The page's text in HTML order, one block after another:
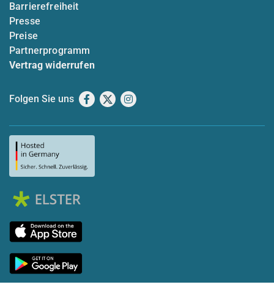
Barrierefreiheit
Presse
Preise
Partnerprogramm
Vertrag widerrufen
Folgen Sie uns Facebook
X Instagram